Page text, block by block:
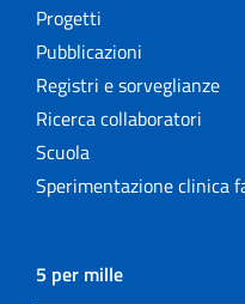
Progetti
Pubblicazioni
Registri e sorveglianze
Ricerca collaboratori
Scuola
Sperimentazione clinica
5 per mille